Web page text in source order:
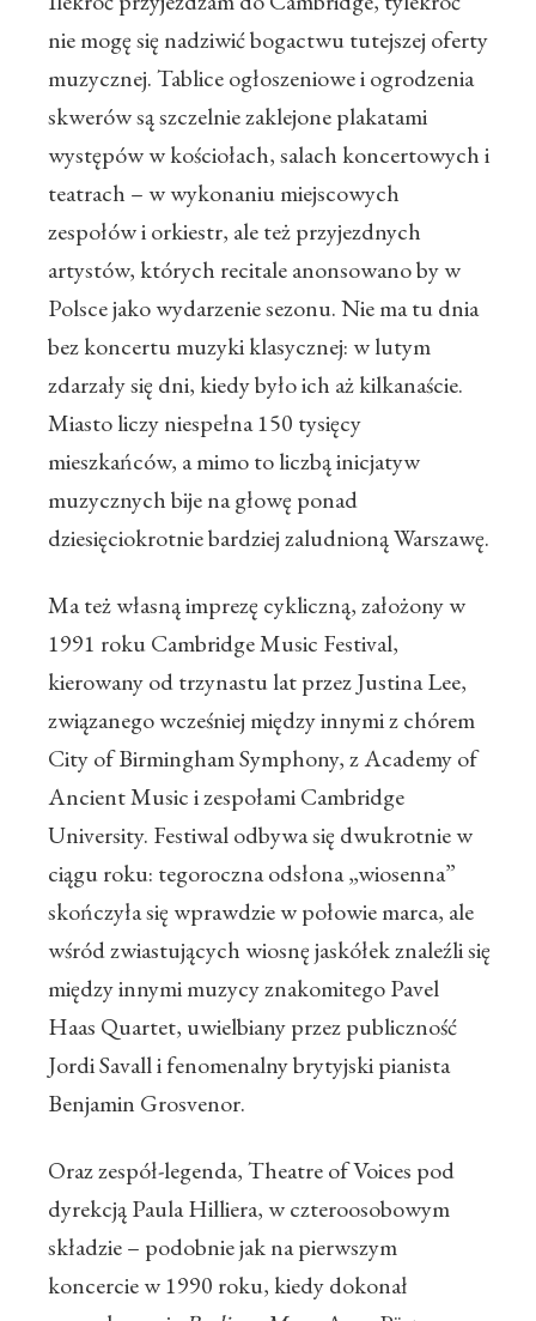
nie mogę się nadziwić bogactwu tutejszej oferty
muzycznej. Tablice ogłoszeniowe i ogrodzenia
skwerów są szczelnie zaklejone plakatami
występów w kościołach, salach koncertowych i
teatrach – w wykonaniu miejscowych
zespołów i orkiestr, ale też przyjezdnych
artystów, których recitale anonsowano by w
Polsce jako wydarzenie sezonu. Nie ma tu dnia
bez koncertu muzyki klasycznej: w lutym
zdarzały się dni, kiedy było ich aż kilkanaście.
Miasto liczy niespełna 150 tysięcy
mieszkańców, a mimo to liczbą inicjatyw
muzycznych bije na głowę ponad
dziesięciokrotnie bardziej zaludnioną Warszawę.
Ma też własną imprezę cykliczną, założony w
1991 roku Cambridge Music Festival,
kierowany od trzynastu lat przez Justina Lee,
związanego wcześniej między innymi z chórem
City of Birmingham Symphony, z Academy of
Ancient Music i zespołami Cambridge
University. Festiwal odbywa się dwukrotnie w
ciągu roku: tegoroczna odsłona „wiosenna”
skończyła się wprawdzie w połowie marca, ale
wśród zwiastujących wiosnę jaskółek znaleźli się
między innymi muzycy znakomitego Pavel
Haas Quartet, uwielbiany przez publiczność
Jordi Savall i fenomenalny brytyjski pianista
Benjamin Grosvenor.
Oraz zespół-legenda, Theatre of Voices pod
dyrekcją Paula Hilliera, w czteroosobowym
składzie – podobnie jak na pierwszym
koncercie w 1990 roku, kiedy dokonał